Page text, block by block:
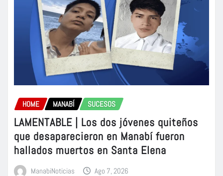
HOME MANABÍ SUCESOS
LAMENTABLE | Los dos jóvenes quiteños
que desaparecieron en Manabí fueron
hallados muertos en Santa Elena
ManabiNoticias Ago 7, 2026